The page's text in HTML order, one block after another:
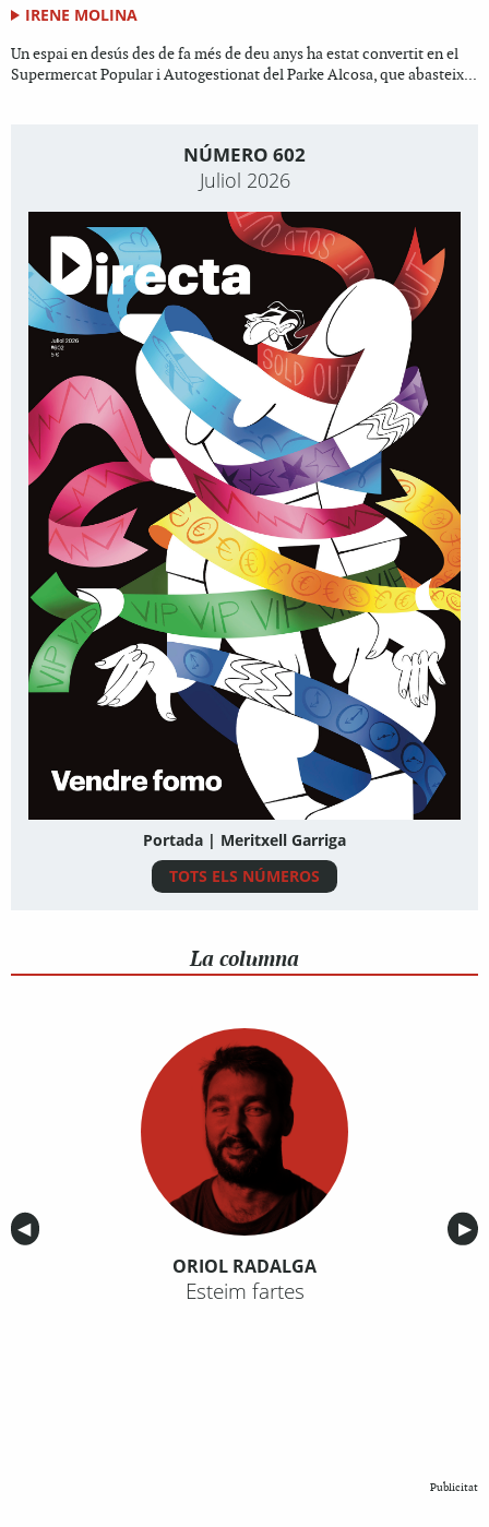
IRENE MOLINA
Un espai en desús des de fa més de deu anys ha estat convertit en el
Supermercat Popular i Autogestionat del Parke Alcosa, que abasteix...
NÚMERO 602
Juliol 2026
Portada | Meritxell Garriga
TOTS ELS NÚMEROS
La columna
Anterior
◀︎ ▶︎
ORIOL RADALGA
Esteim fartes
Publicitat